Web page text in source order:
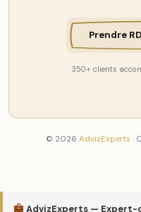
Prendre
350+ clients
© 2026 AdvizExperts ·
AdvizExperts — Expert-